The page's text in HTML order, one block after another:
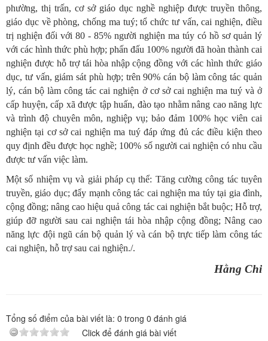
phường, thị trấn, cơ sở giáo dục nghề nghiệp được truyền thông,
giáo dục về phòng, chống ma tuý; tổ chức tư vấn, cai nghiện, điều
trị nghiện đối với 80 - 85% người nghiện ma túy có hồ sơ quản lý
với các hình thức phù hợp; phấn đấu 100% người đã hoàn thành cai
nghiện được hỗ trợ tái hòa nhập cộng đồng với các hình thức giáo
dục, tư vấn, giám sát phù hợp; trên 90% cán bộ làm công tác quản
lý, cán bộ làm công tác cai nghiện ở cơ sở cai nghiện ma tuý và ở
cấp huyện, cấp xã được tập huấn, đào tạo nhằm nâng cao năng lực
và trình độ chuyên môn, nghiệp vụ; bảo đảm 100% học viên cai
nghiện tại cơ sở cai nghiện ma tuý đáp ứng đủ các điều kiện theo
quy định đều được học nghề; 100% số người cai nghiện có nhu cầu
được tư vấn việc làm.
Một số nhiệm vụ và giải pháp cụ thể: Tăng cường công tác tuyên
truyền, giáo dục; đẩy mạnh công tác cai nghiện ma túy tại gia đình,
cộng đồng; nâng cao hiệu quả công tác cai nghiện bắt buộc; Hỗ trợ,
giúp đỡ người sau cai nghiện tái hòa nhập cộng đồng; Nâng cao
năng lực đội ngũ cán bộ quản lý và cán bộ trực tiếp làm công tác
cai nghiện, hỗ trợ sau cai nghiện./.
Hằng Chi
Tổng số điểm của bài viết là: 0 trong 0 đánh giá
Click để đánh giá bài viết